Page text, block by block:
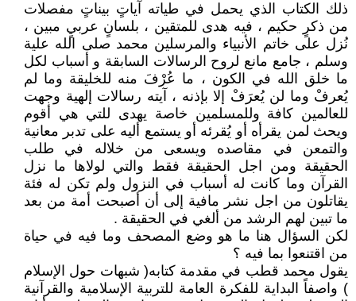
ذلك الكتاب الذي يحمل في طياته آياتٍ بيناتٍ مفصلات
من ذكرٍ حكيم ، فيه هدى للمتقين ، بلسانٍ عربيٍ مبين ،
نُزل على خاتم الأنبياء والمرسلين محمد صلى الله علية
وسلم ، جامع مانع لروح الرسالات السابقة و أسباب لكل
ما خلق الله في الكون ، ما عُرْفَ منه للخليقة وما لم
يُعرفْ وما لن يُعرَفْ إلا بإذنه ، آيته رسالات إلهية وجهت
للعالمين كافة وللمسلمين خاصة يهدى للتي هي أقوم
ويحث لمن يقرأه أو يُقرئه أو يستمع أليه على تدبر معانية
والتمعن في مقاصده ويسعى من خلاله في طلب
الحقيقة ومن اجل الحقيقة فقط والتي لولاها ما نزل
القرآن وما كانت له أسباب في النزول ولم تكن له فئة
يقاتلون من اجل نشر مافية إلى أن أصبحت أمة من بعد
ما تبين لهم الرشد من ألغي في الحقيقة .
لكن السؤال هنا ما هو وضع المصحف وما فيه في حياة
من اقتنعوا بما فيه ؟
يقول محمد قطب في مقدمة كتابه( شبهات حول الإسلام
) واصفاً البداية للفكرة العامة للتربية الإسلامية والقرآنية